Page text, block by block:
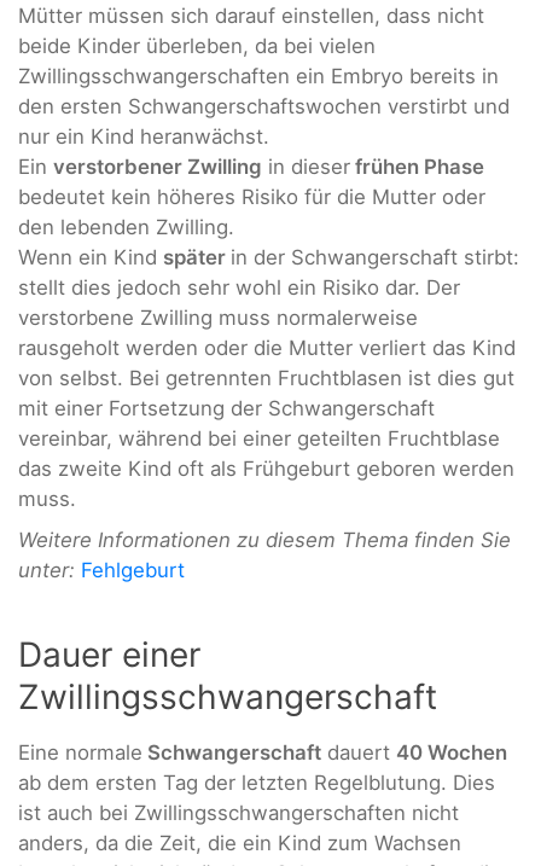
Mütter müssen sich darauf einstellen, dass nicht
beide Kinder überleben, da bei vielen
Zwillingsschwangerschaften ein Embryo bereits in
den ersten Schwangerschaftswochen verstirbt und
nur ein Kind heranwächst.
Ein verstorbener Zwilling in dieser frühen Phase
bedeutet kein höheres Risiko für die Mutter oder
den lebenden Zwilling.
Wenn ein Kind später in der Schwangerschaft stirbt:
stellt dies jedoch sehr wohl ein Risiko dar. Der
verstorbene Zwilling muss normalerweise
rausgeholt werden oder die Mutter verliert das Kind
von selbst. Bei getrennten Fruchtblasen ist dies gut
mit einer Fortsetzung der Schwangerschaft
vereinbar, während bei einer geteilten Fruchtblase
das zweite Kind oft als Frühgeburt geboren werden
muss.
Weitere Informationen zu diesem Thema finden Sie
unter: Fehlgeburt
Dauer einer
Zwillingsschwangerschaft
Eine normale Schwangerschaft dauert 40 Wochen
ab dem ersten Tag der letzten Regelblutung. Dies
ist auch bei Zwillingsschwangerschaften nicht
anders, da die Zeit, die ein Kind zum Wachsen